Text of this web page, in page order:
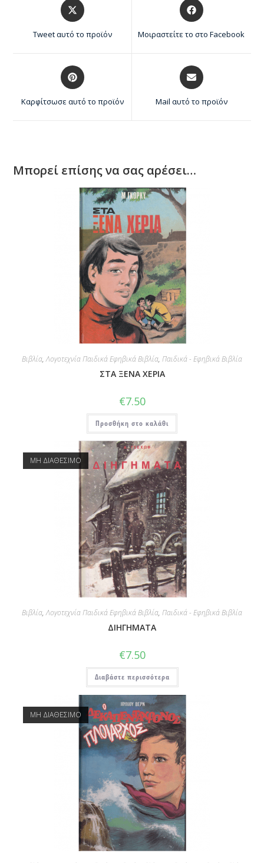
Tweet αυτό το προϊόν Μοιραστείτε το στο Facebook
Καρφίτσωσε αυτό το προϊόν Mail αυτό το προϊόν
Μπορεί επίσης να σας αρέσει…
Βιβλία,Λογοτεχνία Παιδικά Εφηβικά Βιβλία, Παιδικά - Εφηβικά Βιβλία
ΣΤΑ ΞΕΝΑ ΧΕΡΙΑ
€7.50
Προσθήκη στο καλάθι
ΜΗ ΔΙΑΘΕΣΙΜΟ
Βιβλία,Λογοτεχνία Παιδικά Εφηβικά Βιβλία, Παιδικά - Εφηβικά Βιβλία
ΔΙΗΓΗΜΑΤΑ
€7.50
Διαβάστε περισσότερα
ΜΗ ΔΙΑΘΕΣΙΜΟ